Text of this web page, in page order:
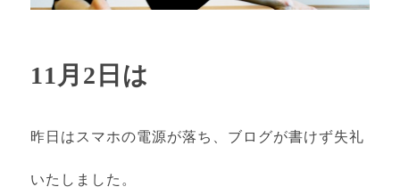
11月2日は
昨日はスマホの電源が落ち、ブログが書けず失礼
いたしました。